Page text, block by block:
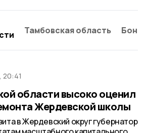
Тамбовская область
20:41
области высоко оценил
Жердевской школы
в Жердевский округ губернатор